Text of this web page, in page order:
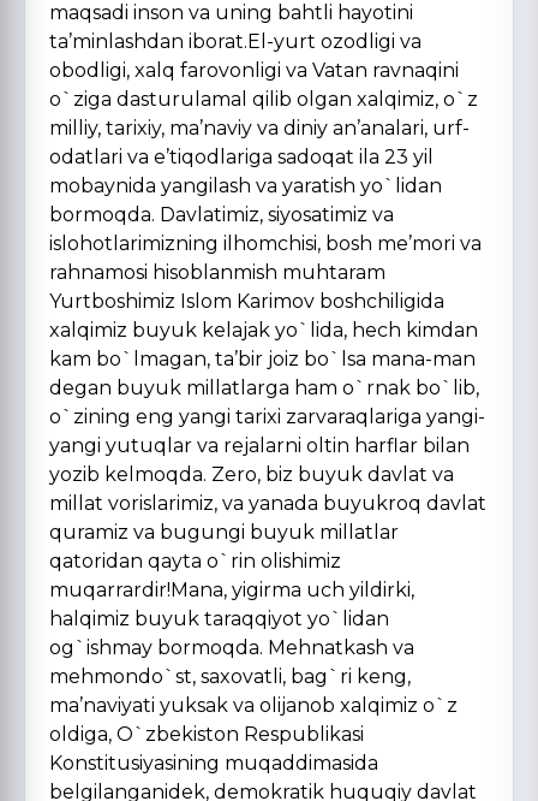
maqsadi inson va uning bahtli hayotini
ta’minlashdan iborat.El-yurt ozodligi va
obodligi, xalq farovonligi va Vatan ravnaqini
o`ziga dasturulamal qilib olgan xalqimiz, o`z
milliy, tarixiy, ma’naviy va diniy an’analari, urf-
odatlari va e’tiqodlariga sadoqat ila 23 yil
mobaynida yangilash va yaratish yo`lidan
bormoqda. Davlatimiz, siyosatimiz va
islohotlarimizning ilhomchisi, bosh me’mori va
rahnamosi hisoblanmish muhtaram
Yurtboshimiz Islom Karimov boshchiligida
xalqimiz buyuk kelajak yo`lida, hech kimdan
kam bo`lmagan, ta’bir joiz bo`lsa mana-man
degan buyuk millatlarga ham o`rnak bo`lib,
o`zining eng yangi tarixi zarvaraqlariga yangi-
yangi yutuqlar va rejalarni oltin harflar bilan
yozib kelmoqda. Zero, biz buyuk davlat va
millat vorislarimiz, va yanada buyukroq davlat
quramiz va bugungi buyuk millatlar
qatoridan qayta o`rin olishimiz
muqarrardir!Mana, yigirma uch yildirki,
halqimiz buyuk taraqqiyot yo`lidan
og`ishmay bormoqda. Mehnatkash va
mehmondo`st, saxovatli, bag`ri keng,
ma’naviyati yuksak va olijanob xalqimiz o`z
oldiga, O`zbekiston Respublikasi
Konstitusiyasining muqaddimasida
belgilanganidek, demokratik huquqiy davlat